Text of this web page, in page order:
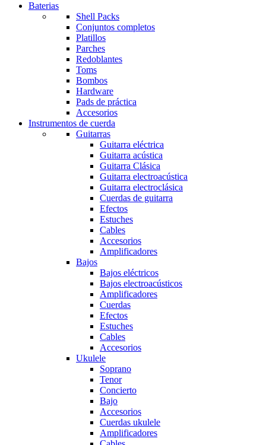
Baterias
Shell Packs
Conjuntos completos
Platillos
Parches
Redoblantes
Toms
Bombos
Hardware
Pads de práctica
Accesorios
Instrumentos de cuerda
Guitarras
Guitarra eléctrica
Guitarra acústica
Guitarra Clásica
Guitarra electroacústica
Guitarra electroclásica
Cuerdas de guitarra
Efectos
Estuches
Cables
Accesorios
Amplificadores
Bajos
Bajos eléctricos
Bajos electroacústicos
Amplificadores
Cuerdas
Efectos
Estuches
Cables
Accesorios
Ukulele
Soprano
Tenor
Concierto
Bajo
Accesorios
Cuerdas ukulele
Amplificadores